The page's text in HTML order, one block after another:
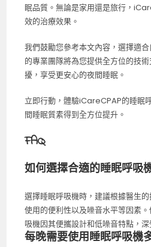
眠品質。無論是家用還是旅行，
效的治療效果。
我們鼓勵您參考本文內容，選擇適
的專業團隊將為您提供全方位的技
擾，享受更安心的夜間睡眠。
立即行動，體驗iCareCPAP的睡眠
間睡眠質素得到全方位提升。
FAQ
如何選擇合適的睡眠呼吸
選擇睡眠呼吸機時，建議根據醫生
使用的便利性以及噪音水平等因素
吸機因其便攜設計和低噪音特點，深
每晚需要使用睡眠呼吸機